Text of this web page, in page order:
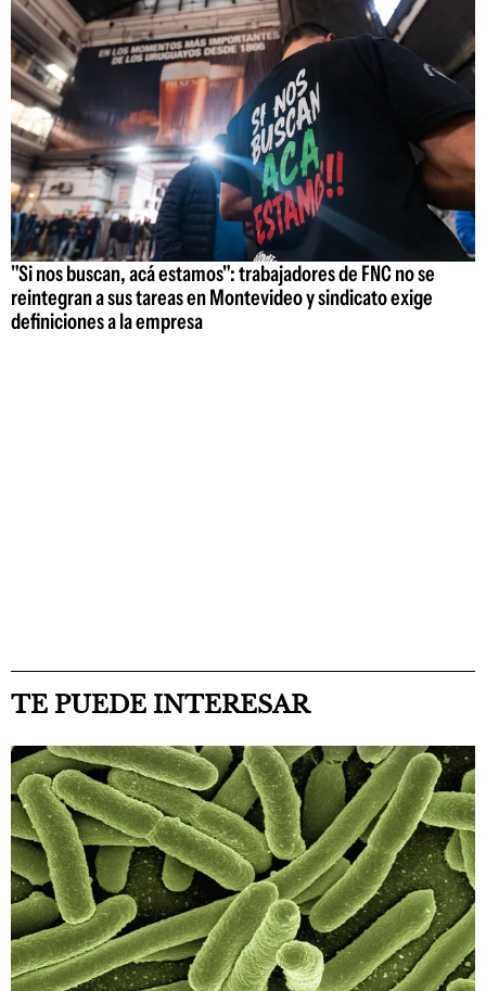
"Si nos buscan, acá estamos": trabajadores de FNC no se
reintegran a sus tareas en Montevideo y sindicato exige
definiciones a la empresa
TE PUEDE INTERESAR